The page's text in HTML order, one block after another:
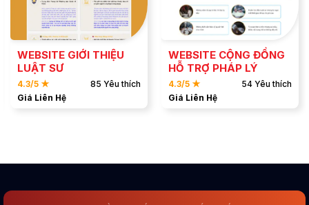
WEBSITE GIỚI THIỆU
LUẬT SƯ
4.3/5 ★
85 Yêu thích
Giá Liên Hệ
WEBSITE CỘNG ĐỒNG
HỖ TRỢ PHÁP LÝ
4.3/5 ★
54 Yêu thích
Giá Liên Hệ